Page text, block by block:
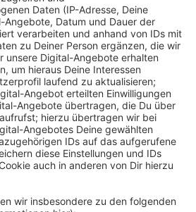
sich auf fast eine Million
nur 600.000 Euro im
waren. Der
Gebäudemanagement
Plänen jetzt zugestimmt.
stellte bei der Prüfung
erwartet. Unter anderem
ausgetauscht werden.
Desinfektion des
Chlorlösung auf ein
umgestellt: die Elektrolyse mit
Dieses Verfahren gilt langfristig